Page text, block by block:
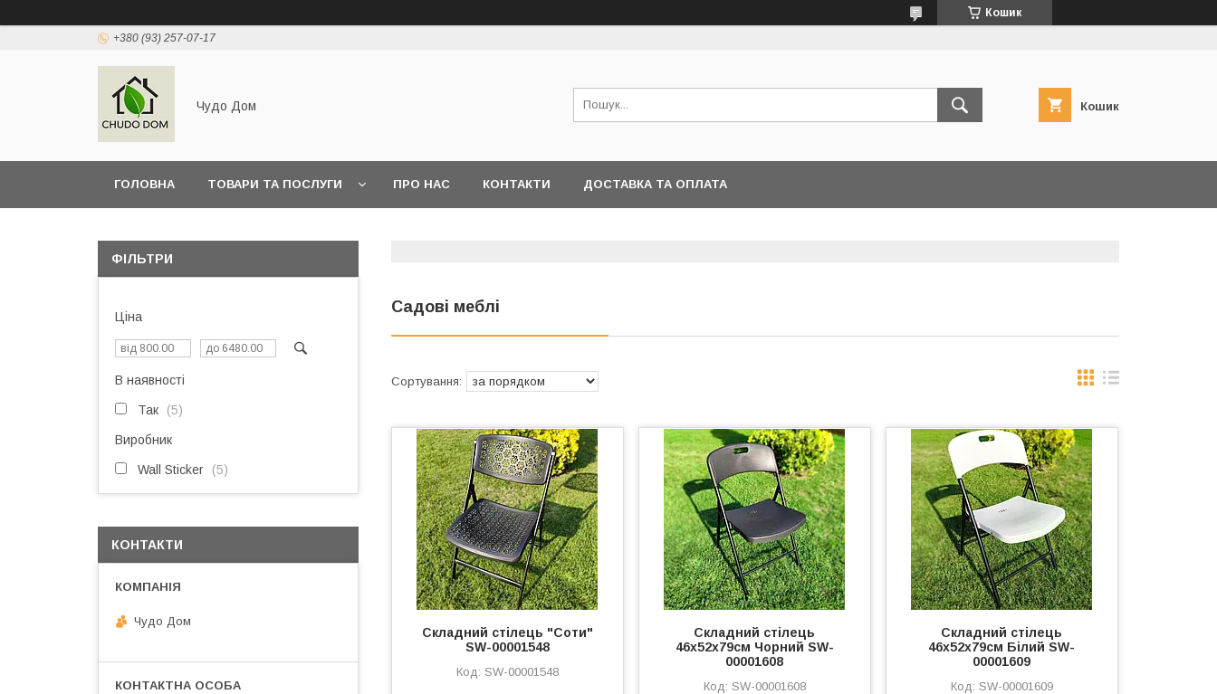
Кошик
+380 (93) 257-07-17
Чудо Дом Кошик
ГОЛОВНА ТОВАРИ ТА ПОСЛУГИ ПРО НАС КОНТАКТИ ДОСТАВКА ТА ОПЛАТА
Садові меблі
Складний стілець "Соти"
SW-00001548
SW-00001548
Складний стілець
46х52х79см Чорний SW-
00001608
SW-00001608
Складний стілець
46х52х79см Білий SW-
00001609
SW-00001609
ФІЛЬТРИ
Ціна
В наявності
Так 5
Виробник
Wall Sticker 5
КОНТАКТИ
Чудо Дом